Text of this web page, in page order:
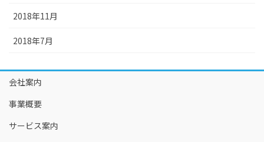
2018年11月
2018年7月
会社案内
事業概要
サービス案内